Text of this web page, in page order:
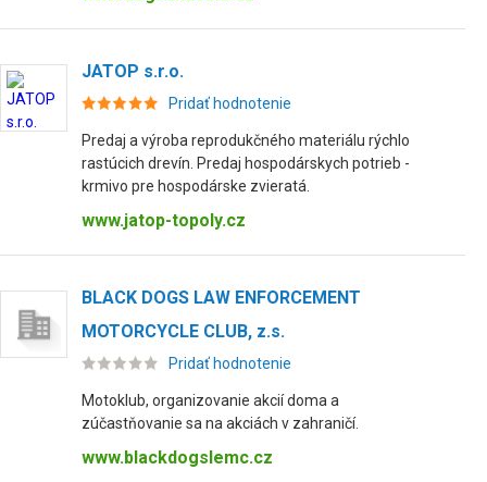
JATOP s.r.o.
Pridať hodnotenie
Predaj a výroba reprodukčného materiálu rýchlo
rastúcich drevín. Predaj hospodárskych potrieb -
krmivo pre hospodárske zvieratá.
www.jatop-topoly.cz
BLACK DOGS LAW ENFORCEMENT
MOTORCYCLE CLUB, z.s.
Pridať hodnotenie
Motoklub, organizovanie akcií doma a
zúčastňovanie sa na akciách v zahraničí.
www.blackdogslemc.cz